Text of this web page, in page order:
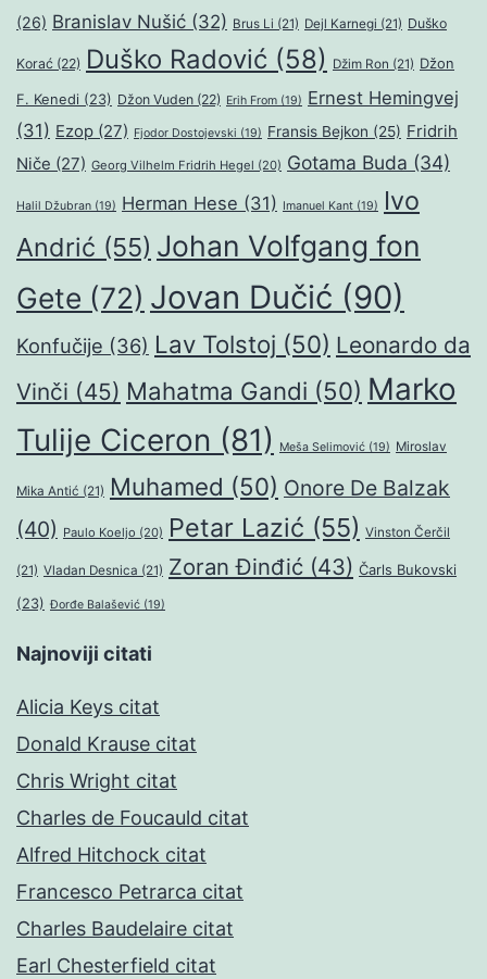
(26) Branislav Nušić (32) Brus Li (21) Dejl Karnegi (21) Duško
Korać (22) Duško Radović (58) Džim Ron (21) Džon
F. Kenedi (23) Džon Vuden (22) Erih From (19) Ernest Hemingvej
(31) Ezop (27) Fjodor Dostojevski (19) Fransis Bejkon (25) Fridrih
Niče (27) Georg Vilhelm Fridrih Hegel (20) Gotama Buda (34)
Halil Džubran (19) Herman Hese (31) Imanuel Kant (19)
Ivo
Andrić (55) Johan Volfgang fon
Gete (72) Jovan Dučić (90)
Konfučije (36) Lav Tolstoj (50) Leonardo da
Vinči (45) Mahatma Gandi (50) Marko
Tulije Ciceron (81) Meša Selimović (19) Miroslav
Mika Antić (21) Muhamed (50) Onore De Balzak
(40) Paulo Koeljo (20) Petar Lazić (55) Vinston Čerčil
(21) Vladan Desnica (21) Zoran Đinđić (43) Čarls Bukovski
(23) Đorđe Balašević (19)
Najnoviji citati
Alicia Keys citat
Donald Krause citat
Chris Wright citat
Charles de Foucauld citat
Alfred Hitchock citat
Francesco Petrarca citat
Charles Baudelaire citat
Earl Chesterfield citat